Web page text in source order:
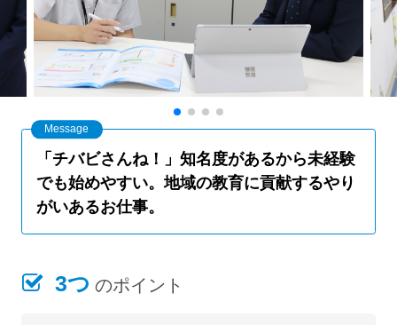
「チバビさんね！」知名度があるから未経験
でも始めやすい。地域の教育に貢献するやり
がいあるお仕事。
3つ のポイント